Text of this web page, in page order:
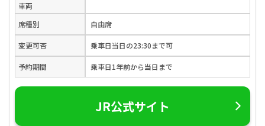
車両
席種別
自由席
変更可否 乗車日当日の23:30まで可
予約期間 乗車日1年前から当日まで
JR公式サイト